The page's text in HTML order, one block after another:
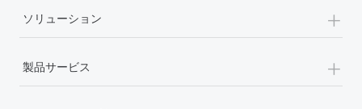
ソリューション +
製品サービス +